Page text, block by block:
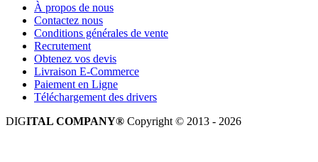
À propos de nous
Contactez nous
Conditions générales de vente
Recrutement
Obtenez vos devis
Livraison E-Commerce
Paiement en Ligne
Téléchargement des drivers
DIGITAL COMPANY® Copyright © 2013 - 2026